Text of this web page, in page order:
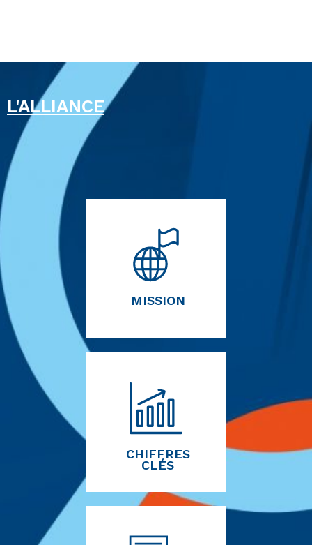
L'ALLIANCE
MISSION
CHIFFRES
CLÉS